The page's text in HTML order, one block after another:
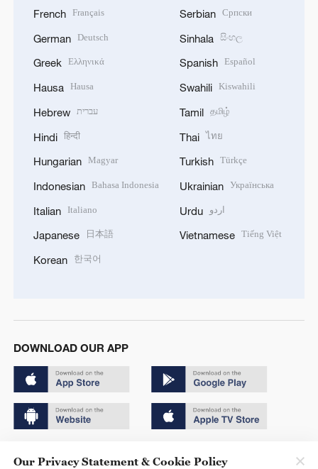
French Français
German Deutsch
Greek Ελληνικά
Hausa Hausa
Hebrew עברית
Hindi हिन्दी
Hungarian Magyar
Indonesian Bahasa Indonesia
Italian Italiano
Japanese 日本語
Korean 한국어
Serbian Српски
Sinhala සිංහල
Spanish Español
Swahili Kiswahili
Tamil தமிழ்
Thai ไทย
Turkish Türkçe
Ukrainian Українська
Urdu اردو
Vietnamese Tiếng Việt
DOWNLOAD OUR APP
Our Privacy Statement & Cookie Policy